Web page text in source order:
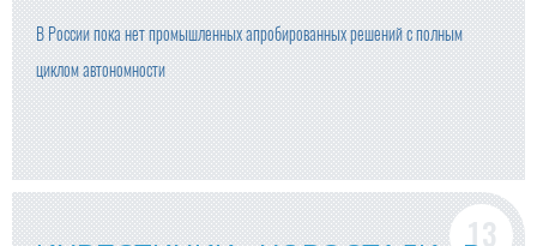
В России пока нет промышленных апробированных решений с полным
циклом автономности